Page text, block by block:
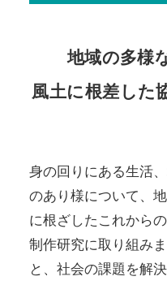
地域の多様
風土に根差した
身の回りにある生活
のあり様について、
に根ざしたこれから
制作研究に取り組み
と、社会の課題を解